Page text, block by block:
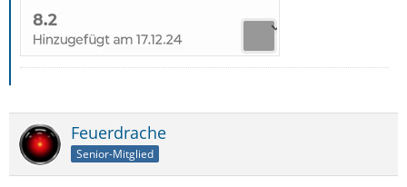
Feuerdrache
Senior-Mitglied